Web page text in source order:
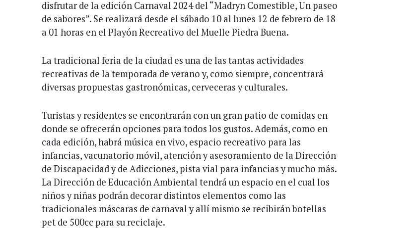
disfrutar de la edición Carnaval 2024 del “Madryn Comestible, Un paseo
de sabores”. Se realizará desde el sábado 10 al lunes 12 de febrero de 18
a 01 horas en el Playón Recreativo del Muelle Piedra Buena.
La tradicional feria de la ciudad es una de las tantas actividades
recreativas de la temporada de verano y, como siempre, concentrará
diversas propuestas gastronómicas, cerveceras y culturales.
Turistas y residentes se encontrarán con un gran patio de comidas en
donde se ofrecerán opciones para todos los gustos. Además, como en
cada edición, habrá música en vivo, espacio recreativo para las
infancias, vacunatorio móvil, atención y asesoramiento de la Dirección
de Discapacidad y de Adicciones, pista vial para infancias y mucho más.
La Dirección de Educación Ambiental tendrá un espacio en el cual los
niños y niñas podrán decorar distintos elementos como las
tradicionales máscaras de carnaval y allí mismo se recibirán botellas
pet de 500cc para su reciclaje.